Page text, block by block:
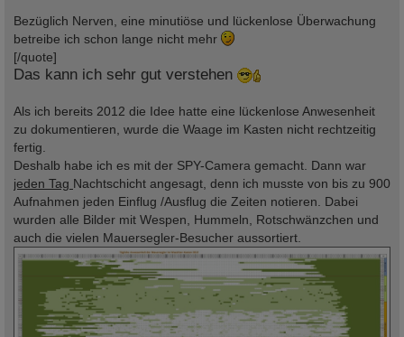
Bezüglich Nerven, eine minutiöse und lückenlose Überwachung
betreibe ich schon lange nicht mehr
[/quote]
Das kann ich sehr gut verstehen
Als ich bereits 2012 die Idee hatte eine lückenlose Anwesenheit
zu dokumentieren, wurde die Waage im Kasten nicht rechtzeitig
fertig.
Deshalb habe ich es mit der SPY-Camera gemacht. Dann war
jeden Tag Nachtschicht angesagt, denn ich musste von bis zu 900
Aufnahmen jeden Einflug /Ausflug die Zeiten notieren. Dabei
wurden alle Bilder mit Wespen, Hummeln, Rotschwänzchen und
auch die vielen Mauersegler-Besucher aussortiert.